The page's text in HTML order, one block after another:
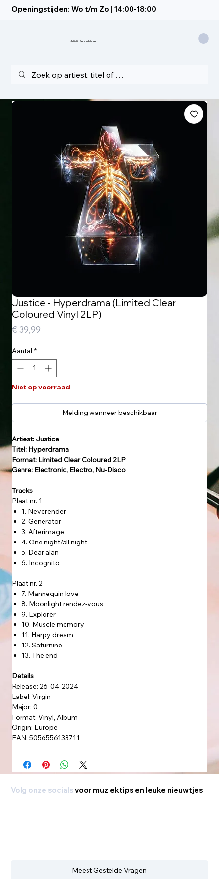
Openingstijden: Wo t/m Zo | 14:00-18:00
Artistic Recordstore
Justice - Hyperdrama (Limited Clear
Coloured Vinyl 2LP)
€ 39,99
Aantal *
Niet op voorraad
Melding wanneer beschikbaar
Artiest: Justice
Titel: Hyperdrama
Format: Limited Clear Coloured 2LP
Genre: Electronic, Electro, Nu-Disco
Tracks
Plaat nr. 1
1. Neverender
2. Generator
3. Afterimage
4. One night/all night
5. Dear alan
6. Incognito
Plaat nr. 2
7. Mannequin love
8. Moonlight rendez-vous
9. Explorer
10. Muscle memory
11. Harpy dream
12. Saturnine
13. The end
Details
Release: 26-04-2024
Label: Virgin
Major: 0
Format: Vinyl, Album
Origin: Europe
EAN: 5056556133711
Volg onze socialsvoor muziektips en leuke nieuwtjes
Meest Gestelde Vragen